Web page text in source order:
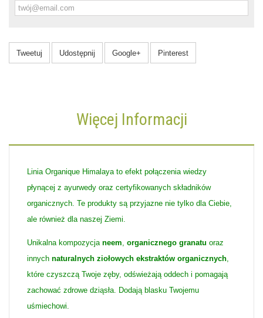
Tweetuj Udostępnij Google+ Pinterest
Więcej Informacji
Linia Organique Himalaya to efekt połączenia wiedzy
płynącej z ayurwedy oraz certyfikowanych składników
organicznych. Te produkty są przyjazne nie tylko dla Ciebie,
ale również dla naszej Ziemi.
Unikalna kompozycjaneem, organicznego granatu oraz
innych naturalnych ziołowych ekstraktów organicznych,
które czyszczą Twoje zęby, odświeżają oddech i pomagają
zachować zdrowe dziąsła. Dodają blasku Twojemu
uśmiechowi.